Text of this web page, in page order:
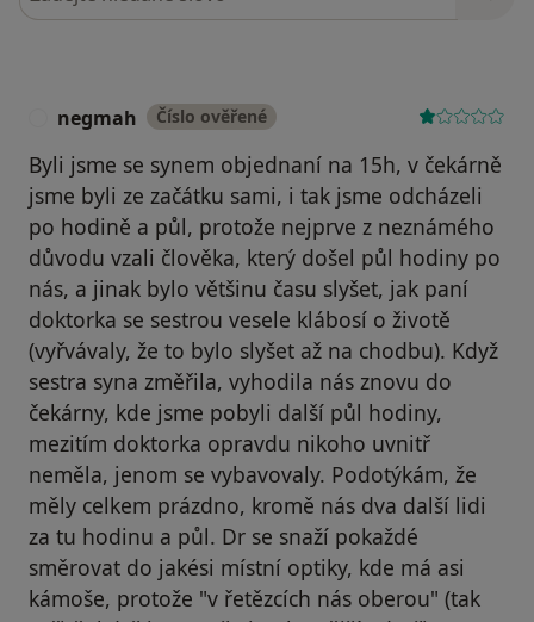
negmah Číslo ověřené
Byli jsme se synem objednaní na 15h, v čekárně
jsme byli ze začátku sami, i tak jsme odcházeli
po hodině a půl, protože nejprve z neznámého
důvodu vzali člověka, který došel půl hodiny po
nás, a jinak bylo většinu času slyšet, jak paní
doktorka se sestrou vesele klábosí o životě
(vyřvávaly, že to bylo slyšet až na chodbu). Když
sestra syna změřila, vyhodila nás znovu do
čekárny, kde jsme pobyli další půl hodiny,
mezitím doktorka opravdu nikoho uvnitř
neměla, jenom se vybavovaly. Podotýkám, že
měly celkem prázdno, kromě nás dva další lidi
za tu hodinu a půl. Dr se snaží pokaždé
směrovat do jakési místní optiky, kde má asi
kámoše, protože "v řetězcích nás oberou" (tak